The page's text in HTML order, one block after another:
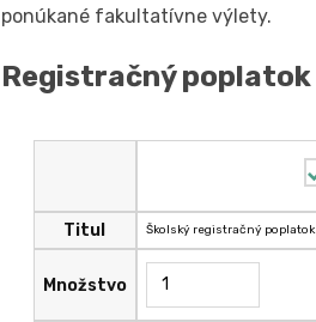
ponúkané fakultatívne výlety.
Registračný poplatok
Titul
Množstvo
Školský registračný poplatok